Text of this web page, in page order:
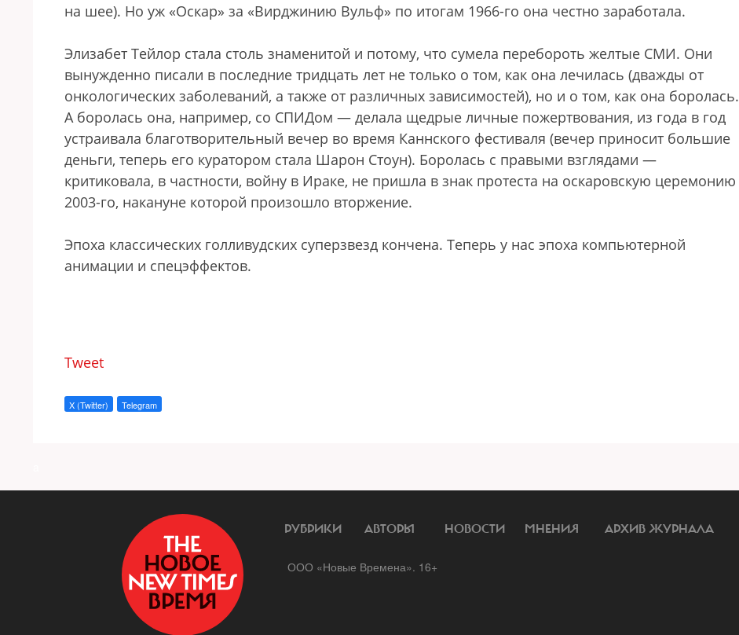
на шее). Но уж «Оскар» за «Вирджинию Вульф» по итогам 1966-го она честно заработала.
Элизабет Тейлор стала столь знаменитой и потому, что сумела перебороть желтые СМИ. Они
вынужденно писали в последние тридцать лет не только о том, как она лечилась (дважды от
онкологических заболеваний, а также от различных зависимостей), но и о том, как она боролась.
А боролась она, например, со СПИДом — делала щедрые личные пожертвования, из года в год
устраивала благотворительный вечер во время Каннского фестиваля (вечер приносит большие
деньги, теперь его куратором стала Шарон Стоун). Боролась с правыми взглядами —
критиковала, в частности, войну в Ираке, не пришла в знак протеста на оскаровскую церемонию
2003-го, накануне которой произошло вторжение.
Эпоха классических голливудских суперзвезд кончена. Теперь у нас эпоха компьютерной
анимации и спецэффектов.
Tweet
X (Twitter) Telegram
РУБРИКИ АВТОРЫ НОВОСТИ МНЕНИЯ АРХИВ ЖУРНАЛА
ООО «Новые Времена». 16+